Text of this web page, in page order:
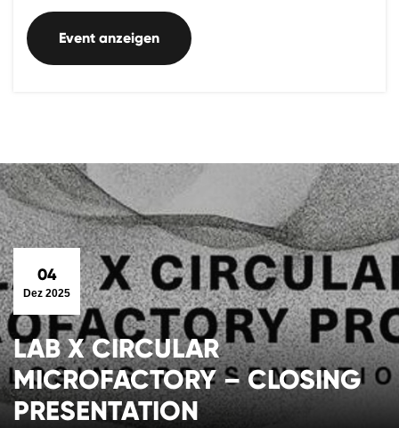
Event anzeigen
04
Dez 2025
LAB X CIRCULAR
MICROFACTORY – CLOSING
PRESENTATION